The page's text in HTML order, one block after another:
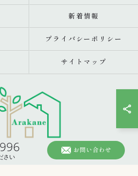
さい
お問い合わせ
新着情報
プライバシーポリシー
サイトマップ
株式会社あらかね住建 ALL RIGHTS RESERVED.